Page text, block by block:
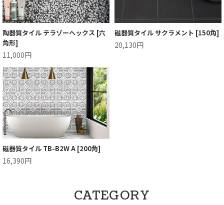
陶器質タイル テラゾーヘックス [六
角形]
11,000円
磁器質タイル サクラメント [150角]
20,130円
磁器質タイル TB-B2W A [200角]
16,390円
CATEGORY